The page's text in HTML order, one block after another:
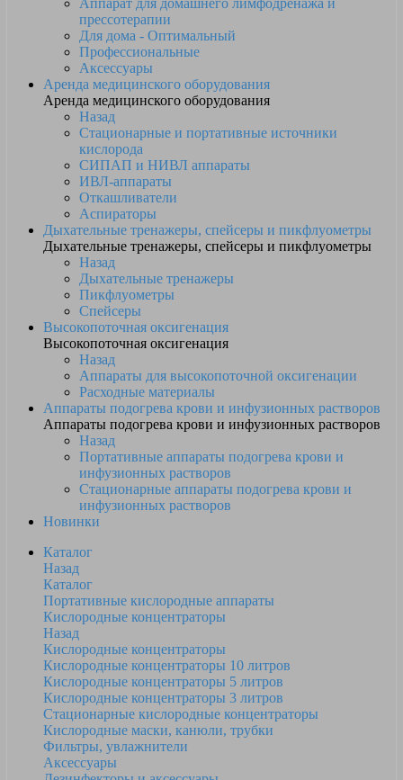
Аппарат для домашнего лимфодренажа и
прессотерапии
Для дома - Оптимальный
Профессиональные
Аксессуары
Аренда медицинского оборудования
Аренда медицинского оборудования
Назад
Стационарные и портативные источники
кислорода
СИПАП и НИВЛ аппараты
ИВЛ-аппараты
Откашливатели
Аспираторы
Дыхательные тренажеры, спейсеры и пикфлуометры
Дыхательные тренажеры, спейсеры и пикфлуометры
Назад
Дыхательные тренажеры
Пикфлуометры
Спейсеры
Высокопоточная оксигенация
Высокопоточная оксигенация
Назад
Аппараты для высокопоточной оксигенации
Расходные материалы
Аппараты подогрева крови и инфузионных растворов
Аппараты подогрева крови и инфузионных растворов
Назад
Портативные аппараты подогрева крови и
инфузионных растворов
Стационарные аппараты подогрева крови и
инфузионных растворов
Новинки
Каталог
Назад
Каталог
Портативные кислородные аппараты
Кислородные концентраторы
Назад
Кислородные концентраторы
Кислородные концентраторы 10 литров
Кислородные концентраторы 5 литров
Кислородные концентраторы 3 литров
Стационарные кислородные концентраторы
Кислородные маски, канюли, трубки
Фильтры, увлажнители
Аксессуары